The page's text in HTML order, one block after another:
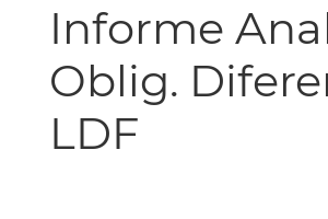
Informe
Oblig.
LDF